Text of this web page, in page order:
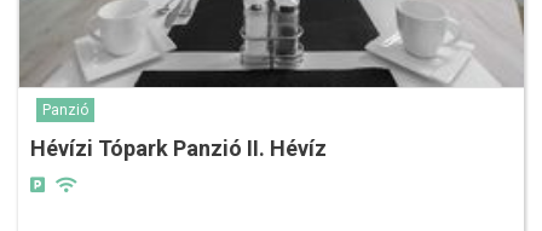
Panzió
Hévízi Tópark Panzió II. Hévíz